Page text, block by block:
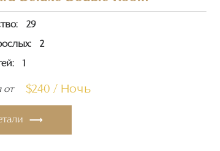
29
2
от $240 / Ночь